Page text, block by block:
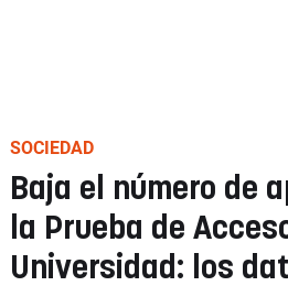
SOCIEDAD
Baja el número de
la Prueba de
Universidad: los